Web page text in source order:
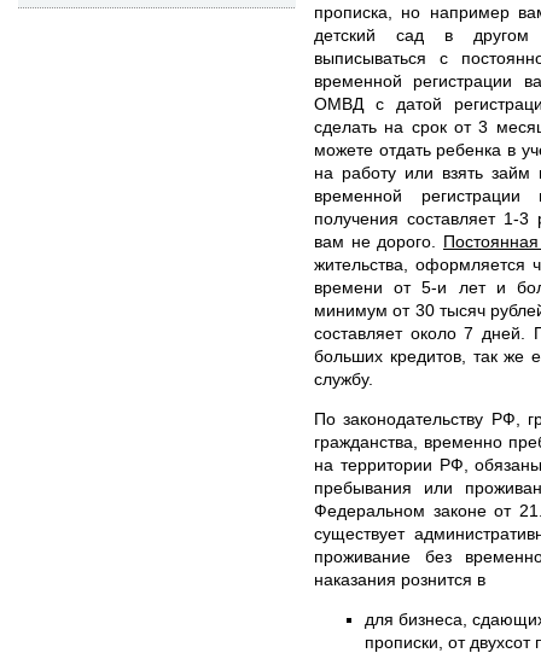
прописка, но например
детский сад в другом
выписываться с
временной регистрации
ОМВД с датой
сделать на срок от 3
можете отдать ребенка в
на работу или взять
временной
получения составляет 1-
вам не дорого.
жительства, оформляется
времени от 5-и лет и
минимум от 30 тысяч
составляет около 7 дней.
больших кредитов, так же
службу.
По законодательству РФ,
гражданства, временно
на территории РФ,
пребывания или
Федеральном законе от
существует
проживание без
наказания рознится в
для бизнеса,
прописки, от двухсот